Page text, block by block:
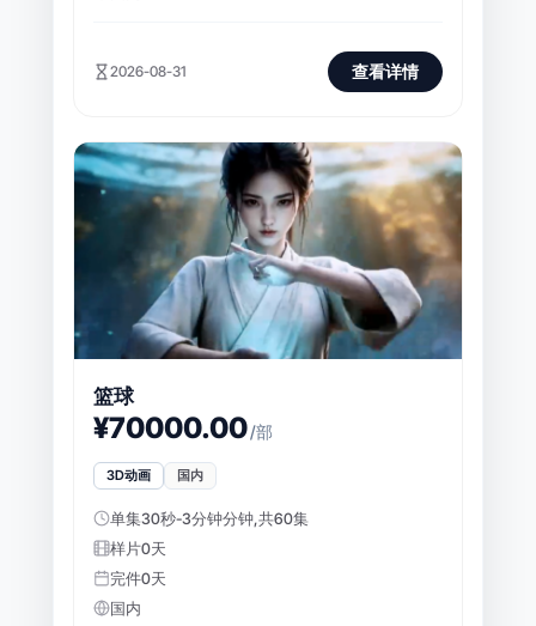
2026-08-31 查看详情
篮球
¥70000.00/部
3D动画 国内
单集30秒-3分钟分钟,共60集
样片0天
完件0天
国内